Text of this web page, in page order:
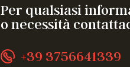
Per qualsiasi
o necessità
+39 3756641339